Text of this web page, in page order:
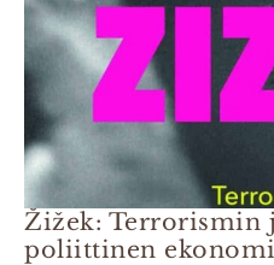
Žižek: Terrorismin
poliittinen